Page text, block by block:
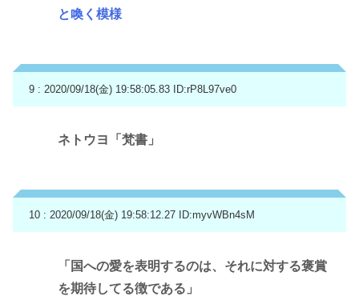
と喚く模様
9 : 2020/09/18(金) 19:58:05.83 ID:rP8L97ve0
ネトウヨ「梵書」
10 : 2020/09/18(金) 19:58:12.27 ID:myvWBn4sM
「国への愛を表明するのは、それに対する褒賞
を期待してる徴である」